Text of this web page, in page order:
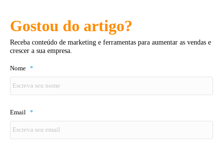
Gostou do artigo?
Receba conteúdo de marketing e ferramentas para aumentar as vendas e
crescer a sua empresa.
Nome *
Email *